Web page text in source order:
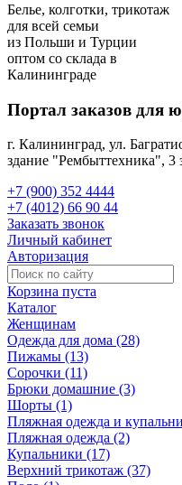
Белье, колготки, трикотаж
для всей семьи
из Польши и Турции
оптом со склада в
Калининграде
Портал заказов
г. Калининград, ул.
здание "Рембыттехника", 3
+7 (900) 352 4444
+7 (4012) 66 90 44
Заказать звонок
Личный кабинет
Авторизация
Корзина пуста
Каталог
Женщинам
Одежда для дома (28)
Пижамы (13)
Сорочки (11)
Брюки домашние (3)
Шорты (1)
Пляжная одежда и
Пляжная одежда (2)
Купальники (17)
Верхний трикотаж (37)